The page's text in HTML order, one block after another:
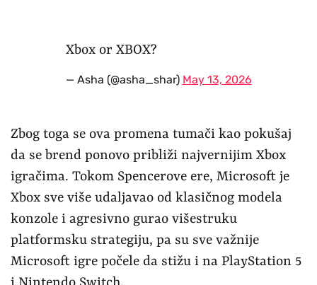
Xbox or XBOX?
— Asha (@asha_shar) May 13, 2026
Zbog toga se ova promena tumači kao pokušaj
da se brend ponovo približi najvernijim Xbox
igračima. Tokom Spencerove ere, Microsoft je
Xbox sve više udaljavao od klasičnog modela
konzole i agresivno gurao višestruku
platformsku strategiju, pa su sve važnije
Microsoft igre počele da stižu i na PlayStation 5